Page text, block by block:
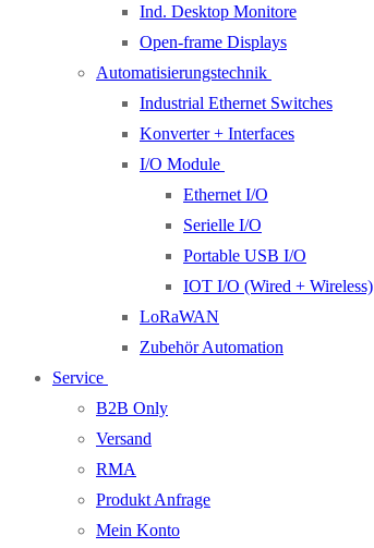
Ind. Desktop Monitore
Open-frame Displays
Automatisierungstechnik
Industrial Ethernet Switches
Konverter + Interfaces
I/O Module
Ethernet I/O
Serielle I/O
Portable USB I/O
IOT I/O (Wired + Wireless)
LoRaWAN
Zubehör Automation
Service
B2B Only
Versand
RMA
Produkt Anfrage
Mein Konto